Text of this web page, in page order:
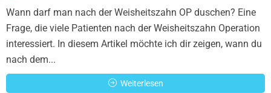
Wann darf man nach der Weisheitszahn OP duschen? Eine
Frage, die viele Patienten nach der Weisheitszahn Operation
interessiert. In diesem Artikel möchte ich dir zeigen, wann du
nach dem...
Weiterlesen